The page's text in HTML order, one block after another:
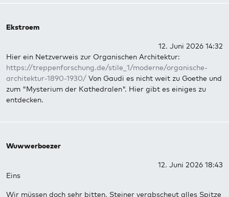
Ekstroem
12. Juni 2026 14:32
Hier ein Netzverweis zur Organischen Architektur:
https://treppenforschung.de/stile_1/moderne/organische-
architektur-1890-1930/ Von Gaudi es nicht weit zu Goethe und
zum "Mysterium der Kathedralen". Hier gibt es einiges zu
entdecken.
Wuwwerboezer
12. Juni 2026 18:43
Eins
Wir müssen doch sehr bitten. Steiner verabscheut alles Spitze